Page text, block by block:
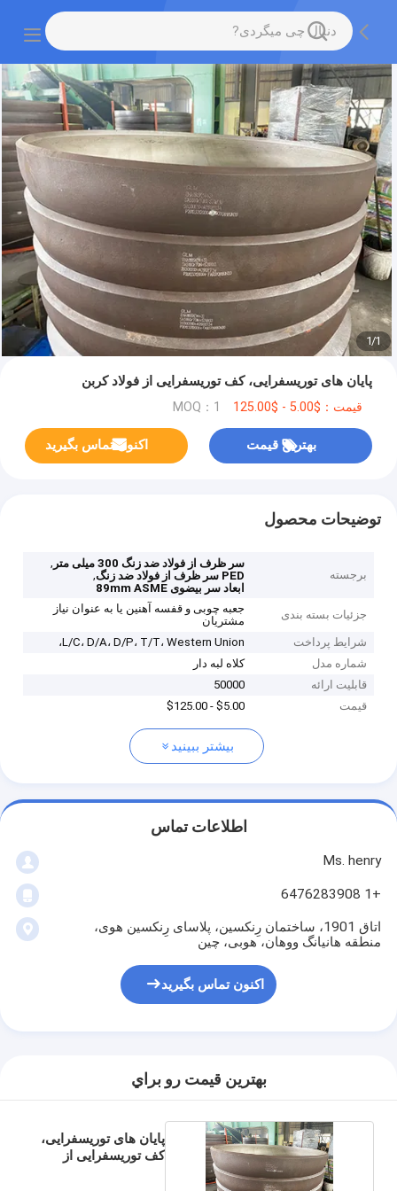
1
/
1
پایان های توریسفرایی، کف توریسفرایی از فولاد کربن
قیمت：$5.00 - $125.00 MOQ：1
بهترین قیمت اکنون تماس بگیرید
توضیحات محصول
برجسته
سر ظرف از فولاد ضد زنگ 300 میلی متر
,
PED سر ظرف از فولاد ضد زنگ
,
ابعاد سر بیضوی 89mm ASME
جزئیات بسته بندی
جعبه چوبی و قفسه آهنین یا به عنوان نیاز
مشتریان
شرایط پرداخت
L/C، D/A، D/P، T/T، Western Union،
شماره مدل
کلاه لبه دار
قابلیت ارائه
50000
قیمت
$5.00 - $125.00
بیشتر ببینید
اطلاعات تماس
Ms. henry
+1 6476283908
اتاق 1901، ساختمان رِنکسین، پلاسای رِنکسین هوی،
منطقه هانیانگ ووهان، هوبی، چین
اکنون تماس بگیرید
بهترين قيمت رو براي
پایان های توریسفرایی،
کف توریسفرایی از